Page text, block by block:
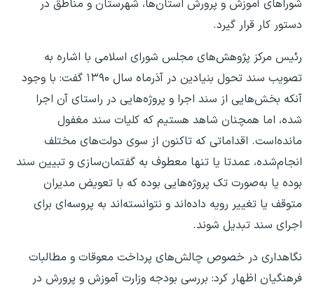
شوراهای آموزش و پرورش استان‌ها، شهرستان و مناطق در
دستور کار قرار گیرد.
رئیس مرکز پژوهش‌های مجلس شورای اسلامی با اشاره به
تصویب سند تحول بنیادین در آذرماه سال ۱۳۹۰ گفت: با وجود
آنکه بخش‌هایی از سند اجرا و پروژه‌هایی در راستای آن اجرا
شده، اما همچنان شاهد هستیم که کلیات سند مغفول
مانده‌است. اقداماتی که تاکنون از سوی دولت‌های مختلف
انجام‌شده، عمدتا یا تنها معطوف به گفتمان‌سازی و تبیین سند
بوده یا به‌صورت تک پروژه‌هایی بوده که با تعویض مدیران
متوقف یا تغییر رویه داده‌اند و نتوانسته‌اند به پروسه‌ای برای
اجرای سند تبدیل شوند.
نگاهداری در خصوص چالش‌های پرداخت معوقات و مطالبات
فرهنگیان اظهار کرد: بررسی بودجه وزارت آموزش و پرورش در